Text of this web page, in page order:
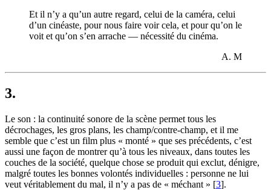
Et il n’y a qu’un autre regard, celui de la caméra, celui
d’un cinéaste, pour nous faire voir cela, et pour qu’on le
voit et qu’on s’en arrache — nécessité du cinéma.
A. M
3.
Le son : la continuité sonore de la scène permet tous les
décrochages, les gros plans, les champ/contre-champ, et il me
semble que c’est un film plus « monté » que ses précédents, c’est
aussi une façon de montrer qu’à tous les niveaux, dans toutes les
couches de la société, quelque chose se produit qui exclut, dénigre,
malgré toutes les bonnes volontés individuelles : personne ne lui
veut véritablement du mal, il n’y a pas de « méchant » [3].